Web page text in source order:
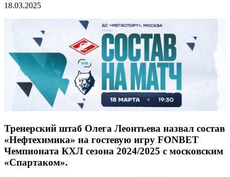
18.03.2025
Тренерский штаб Олега Леонтьева назвал состав
«Нефтехимика» на гостевую игру FONBET
Чемпионата КХЛ сезона 2024/2025 с московским
«Спартаком».